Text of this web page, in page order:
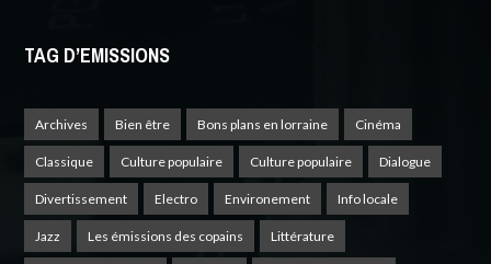
TAG D’EMISSIONS
Archives Bien être Bons plans en lorraine Cinéma
Classique Culture populaire Culture populaire Dialogue
Divertissement Electro Environement Info locale
Jazz Les émissions des copains Littérature